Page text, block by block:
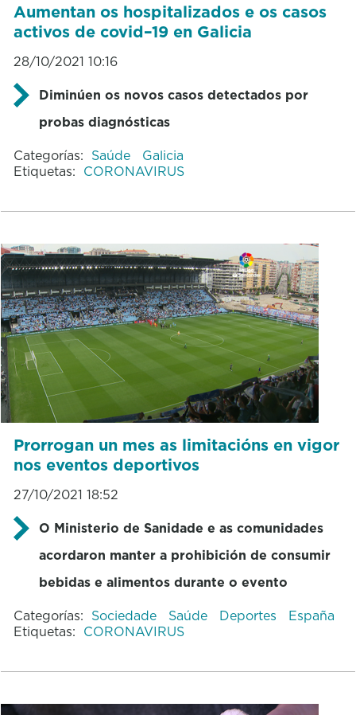
Aumentan os hospitalizados e os casos
activos de covid–19 en Galicia
28/10/2021 10:16
Diminúen os novos casos detectados por
probas diagnósticas
Categorías: Saúde
Galicia
Etiquetas: CORONAVIRUS
Prorrogan un mes as limitacións en vigor
nos eventos deportivos
27/10/2021 18:52
O Ministerio de Sanidade e as comunidades
acordaron manter a prohibición de consumir
bebidas e alimentos durante o evento
Categorías: Sociedade Saúde Deportes
España
Etiquetas: CORONAVIRUS